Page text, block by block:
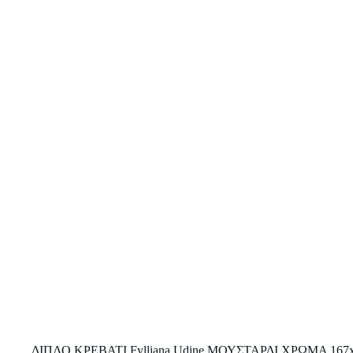
ΔΙΠΛΟ ΚΡΕΒΑΤΙ Fylliana Udine ΜΟΥΣΤΑΡΔΙ ΧΡΩΜΑ